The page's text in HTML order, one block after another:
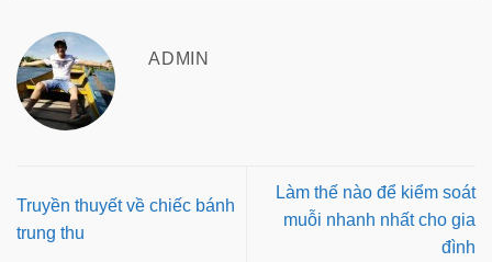
ADMIN
Truyền thuyết về chiếc bánh
trung thu
Làm thế nào để kiểm soát
muỗi nhanh nhất cho gia
đình